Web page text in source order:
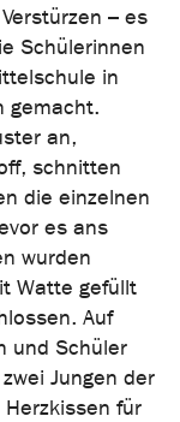
– es
Schülerinnen
in
gemacht.
an,
schnitten
die einzelnen
es ans
wurden
Watte gefüllt
Auf
und Schüler
Jungen der
für